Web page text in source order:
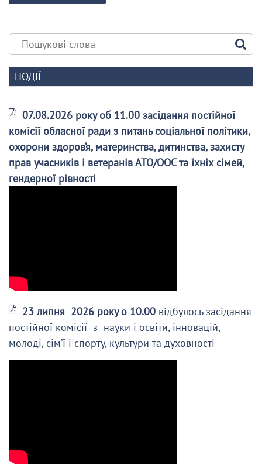
ПОДІЇ
07.08.2026 року об 11.00 засідання постійної
комісії обласної ради з питань соціальної політики,
охорони здоров’я, материнства, дитинства, захисту
прав учасників і ветеранів АТО/ООС та їхніх сімей,
гендерної рівності
23 липня 2026 року о 10.00 відбулось засідання
постійної комісії з науки і освіти, інновацій,
молоді, сім’ї і спорту, культури та духовності